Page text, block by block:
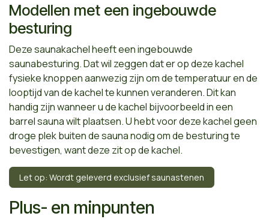
Modellen met een ingebouwde
besturing
Deze saunakachel heeft een ingebouwde
saunabesturing. Dat wil zeggen dat er op deze kachel
fysieke knoppen aanwezig zijn om de temperatuur en de
looptijd van de kachel te kunnen veranderen. Dit kan
handig zijn wanneer u de kachel bijvoorbeeld in een
barrel sauna wilt plaatsen. U hebt voor deze kachel geen
droge plek buiten de sauna nodig om de besturing te
bevestigen, want deze zit op de kachel.
Let op: Wordt geleverd exclusief saunastenen
Plus- en minpunten